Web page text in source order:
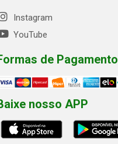
Instagram
YouTube
de Pagamento
nosso APP